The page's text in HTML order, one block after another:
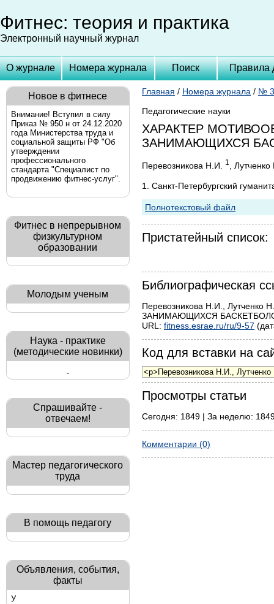
Фитнес: теория и практика
Электронный научный журнал
О журнале Номера журнала Поиск Правила
Новое в фитнесе
Внимание! Вступил в силу
Приказ № 950 н от 24.12.2020
года Министерства труда и
социальной защиты РФ "Об
утверждении
профессионального
стандарта "Специалист по
продвижению фитнес-услуг".
Фитнес в непрерывном
физкультурном
образовании
Молодым ученым
Наука - практике
(методические новинки)
Спрашивайте -
отвечаем!
Мастер педагогического
труда
В помощь педагогу
Объявления, события,
факты
У
Главная / Номера журнала / №
Педагогические науки
ХАРАКТЕР
ЗАНИМАЮЩИХСЯ
Перевозникова Н.И. 1 ,
1. Санкт-Петербургский
Полнотекстовый файл
Пристатейный список:
Библиографическая
Перевозникова Н.И.,
ЗАНИМАЮЩИХСЯ БАСКЕТБОЛОМ
URL: fitness.esrae.ru/ru/9-57
Код для вставки на
Просмотры статьи
Сегодня: 1849 | За неделю:
Комментарии (0)